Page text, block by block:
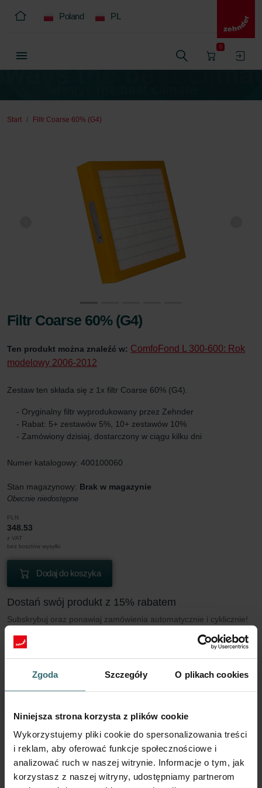
Zgoda Szczegóły O plikach cookies
Niniejsza strona korzysta z plików cookie
Wykorzystujemy pliki cookie do spersonalizowania treści
i reklam, aby oferować funkcje społecznościowe i
analizować ruch w naszej witrynie. Informacje o tym, jak
korzystasz z naszej witryny, udostępniamy partnerom
Poland PL
0
Start Filtr Coarse 60% (G4)
Filtr Coarse 60% (G4)
Ten produkt można znaleźć w: ComfoFond L 300-600: Rok
modelowy 2006-2012
Zestaw ten składa się z 1x filtr Coarse 60% (G4).
- Oryginalny filtr wyprodukowany przez Zehnder
- Rabat: 5+ zestawów 5%, 10+ zestawów 10%
- Zamówiony dzisiaj, dostarczony w ciągu kilku dni
Numer katalogowy: 400100060
Stan magazynowy: Brak w magazynie
Obecnie niedostępne
PLN
348.53
z VAT
bez kosztów wysyłki
Dodaj do koszyka
Dostań swój produkt z 15% rabatem
Subskrybuj oraz ponawiaj zamówienia automatycznie i cyklicznie!
296.25 348.53
bez kosztów wysyłki
Więcej informacji o naszym Filtr Coarse 60%
(G4)